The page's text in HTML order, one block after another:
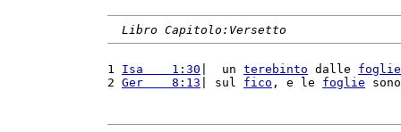
Libro Capitolo:Versetto
1 Isa    1:30 |  un terebinto dalle foglie
2 Ger    8:13 | sul fico , e le foglie